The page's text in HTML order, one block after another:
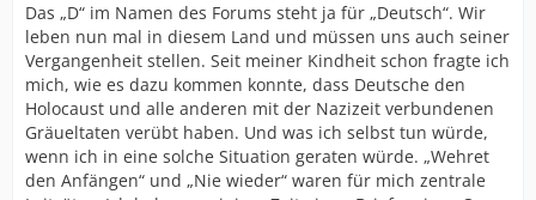
Das „D“ im Namen des Forums steht ja für „Deutsch“. Wir
leben nun mal in diesem Land und müssen uns auch seiner
Vergangenheit stellen. Seit meiner Kindheit schon fragte ich
mich, wie es dazu kommen konnte, dass Deutsche den
Holocaust und alle anderen mit der Nazizeit verbundenen
Gräueltaten verübt haben. Und was ich selbst tun würde,
wenn ich in eine solche Situation geraten würde. „Wehret
den Anfängen“ und „Nie wieder“ waren für mich zentrale